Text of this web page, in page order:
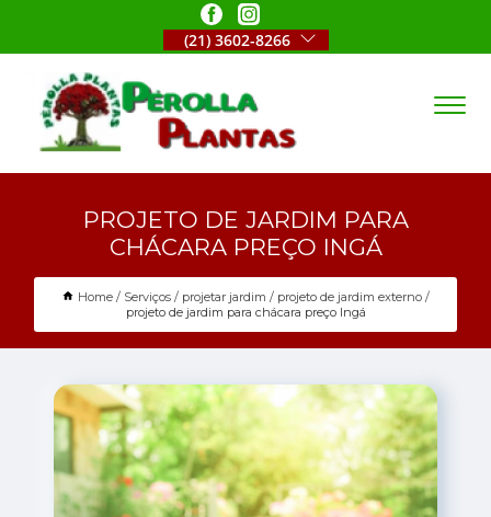
(21) 3602-8266
PROJETO DE JARDIM PARA
CHÁCARA PREÇO INGÁ
Home Serviços projetar jardim
projeto de jardim externo
projeto de jardim para chácara preço Ingá